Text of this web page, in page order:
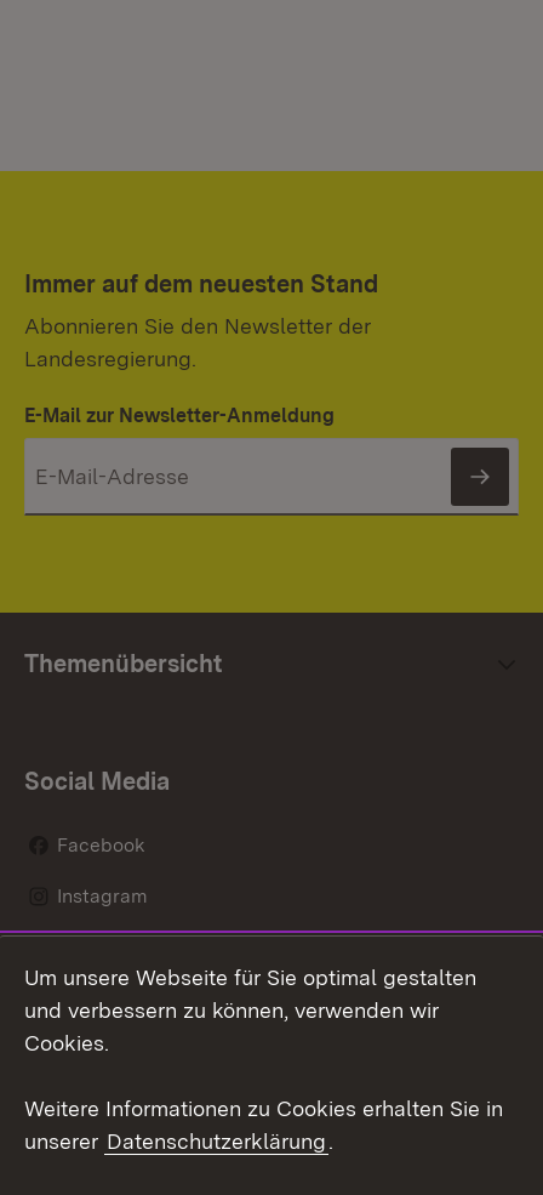
Immer auf dem neuesten Stand
Abonnieren Sie den Newsletter der
Landesregierung.
E-Mail zur Newsletter-Anmeldung
Themenübersicht
Social Media
Facebook
Instagram
Social Wall
Youtube
Kontakt
Datenschutz
Um unsere Webseite für Sie optimal gestalten
und verbessern zu können, verwenden wir
Cookies.
Weitere Informationen zu Cookies erhalten Sie in
unserer Datenschutzerklärung.